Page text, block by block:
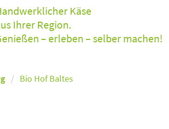
Käse
Ihrer Region.
– erleben – selber machen!
Bio Hof Baltes